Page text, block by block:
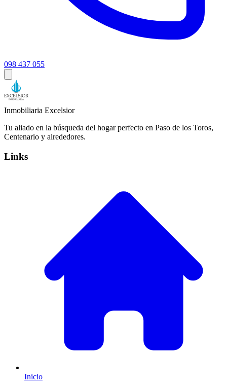
098 437 055
Inmobiliaria Excelsior
Tu aliado en la búsqueda del hogar perfecto en Paso de los Toros,
Centenario y alrededores.
Links
Inicio